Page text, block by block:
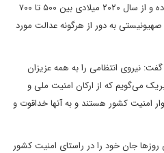
نوجوان کمتر از ۱۸ سال را بازداشت کرده و از سال ۲۰۲۰ میلادی بین ۵۰۰ تا ۷۰۰
به دور از هرگونه عدالت مورد
نیروی انتظامی را به همه عزیزان
می‌گویم که از ارکان امنیت ملی و
امنیت کشور هستند و به آنها خداقوت و
روزها جان خود را در راستای امنیت کشور